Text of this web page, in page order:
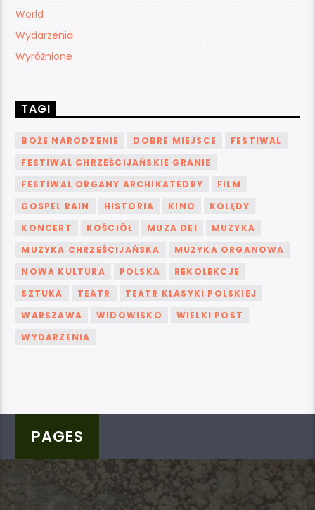
World
Wydarzenia
Wyróżnione
TAGI
BOŻE NARODZENIE DOBRE MIEJSCE
FESTIWAL
FESTIWAL CHRZEŚCIJAŃSKIE GRANIE
FESTIWAL ORGANY ARCHIKATEDRY
FILM
GOSPEL RAIN
HISTORIA KINO
KOLĘDY
KONCERT
KOŚCIÓŁ MUZA DEI
MUZYKA
MUZYKA CHRZEŚCIJAŃSKA
MUZYKA ORGANOWA
NOWA KULTURA
POLSKA
REKOLEKCJE
SZTUKA
TEATR
TEATR KLASYKI POLSKIEJ
WARSZAWA
WIDOWISKO
WIELKI POST
WYDARZENIA
PAGES